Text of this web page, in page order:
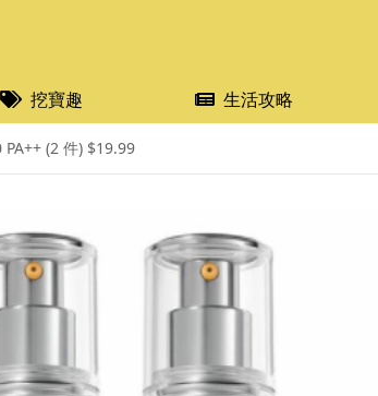
挖寶趣 生活攻略
(2 件) $19.99